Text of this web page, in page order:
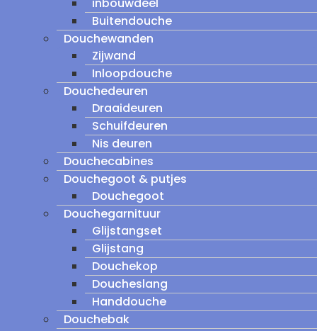
Buitendouche
Douchewanden
Zijwand
Inloopdouche
Douchedeuren
Draaideuren
Schuifdeuren
Nis deuren
Douchecabines
Douchegoot & putjes
Douchegoot
Douchegarnituur
Glijstangset
Glijstang
Douchekop
Doucheslang
Handdouche
Douchebak